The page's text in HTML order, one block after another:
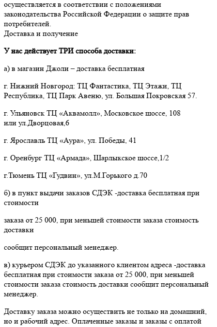
осуществляется в соответствии с положениями
законодательства Российской Федерации о защите прав
потребителей.
Доставка и получение
У нас действует ТРИ способа доставки:
а) в магазин Джоли – доставка бесплатная
г. Нижний Новгород: ТЦ Фантастика, ТЦ Этажи, ТЦ
Республика, ТЦ Парк Авеню, ул. Большая Покровская 57.
г. Ульяновск ТЦ «Аквамолл», Московское шоссе, 108
или ул.Дворцовая,6
г. Ярославль ТЦ «Аура», ул. Победы, 41
г. Оренбург ТЦ «Армада», Шарлыкское шоссе,1/2
г.Тюмень ТЦ «Гудвин», ул.М.Горького д.70
б) в пункт выдачи заказов СДЭК -доставка бесплатная при
стоимости
заказа от 25 000, при меньшей стоимости заказа стоимость
доставки
сообщит персональный менеджер.
в) курьером СДЭК до указанного клиентом адреса -доставка
бесплатная при стоимости заказа от 25 000, при меньшей
стоимости заказа стоимость доставки сообщит персональный
менеджер.
Доставку заказа можно осуществить не только на домашний,
но и рабочий адрес. Оплаченные заказы и заказы с оплатой